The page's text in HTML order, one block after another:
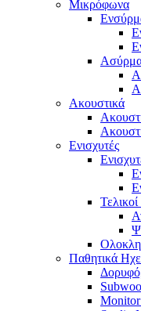
Μικρόφωνα
Ακουστικά
Ενισχυτές
Παθητικά